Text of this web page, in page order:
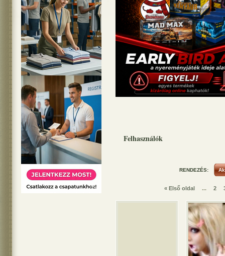
Felhasználók
RENDEZÉS:
« Első oldal ... 2